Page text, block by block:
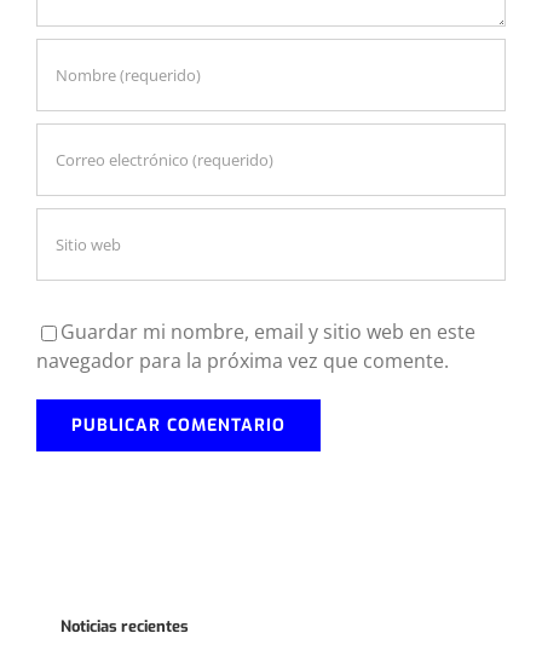
Guardar mi nombre, email y sitio web en este
navegador para la próxima vez que comente.
Noticias recientes